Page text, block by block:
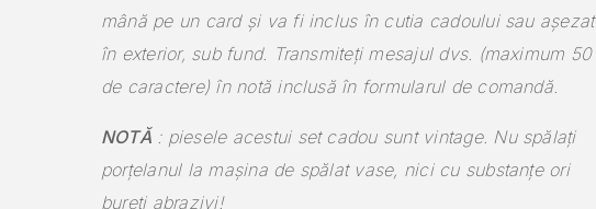
mână pe un card și va fi inclus în cutia cadoului sau așezat
în exterior, sub fund. Transmiteți mesajul dvs. (maximum 50
de caractere) în notă inclusă în formularul de comandă.
NOTĂ: piesele acestui set cadou sunt vintage. Nu spălați
porțelanul la mașina de spălat vase, nici cu substanțe ori
bureți abrazivi!